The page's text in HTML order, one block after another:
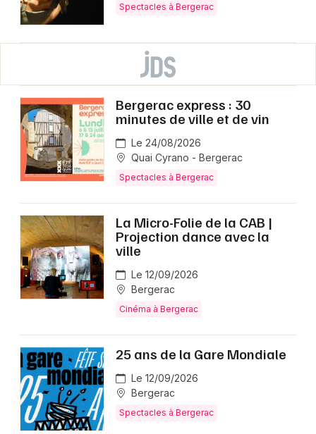
Spectacles à Bergerac
Bergerac express : 30
minutes de ville et de vin
Le 24/08/2026
Quai Cyrano - Bergerac
Spectacles à Bergerac
La Micro-Folie de la CAB |
Projection dance avec la
ville
Le 12/09/2026
Bergerac
Cinéma à Bergerac
25 ans de la Gare Mondiale
Le 12/09/2026
Bergerac
Spectacles à Bergerac